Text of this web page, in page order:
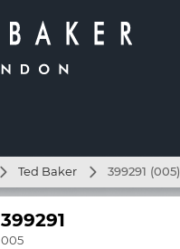
Ted Baker 399291 (005)
399291
005